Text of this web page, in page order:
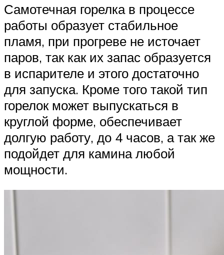
Самотечная горелка в процессе
работы образует стабильное
пламя, при прогреве не источает
паров, так как их запас образуется
в испарителе и этого достаточно
для запуска. Кроме того такой тип
горелок может выпускаться в
круглой форме, обеспечивает
долгую работу, до 4 часов, а так же
подойдет для камина любой
мощности.